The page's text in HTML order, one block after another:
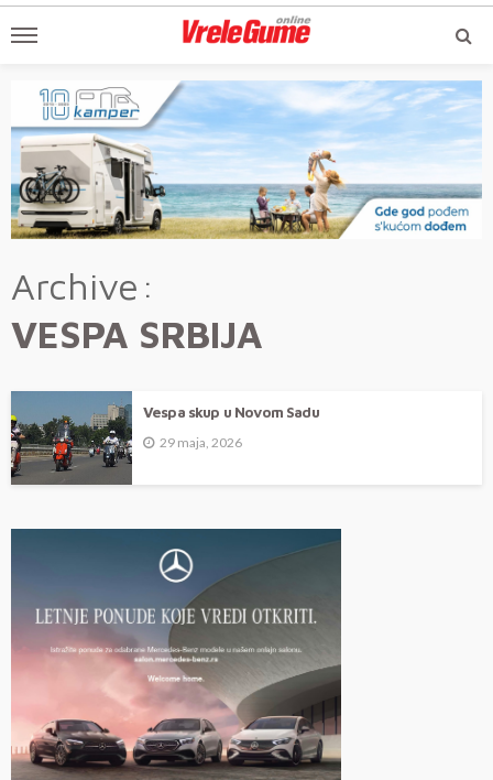
Archive
VESPA SRBIJA
Vespa skup u Novom Sadu
29 maja, 2026